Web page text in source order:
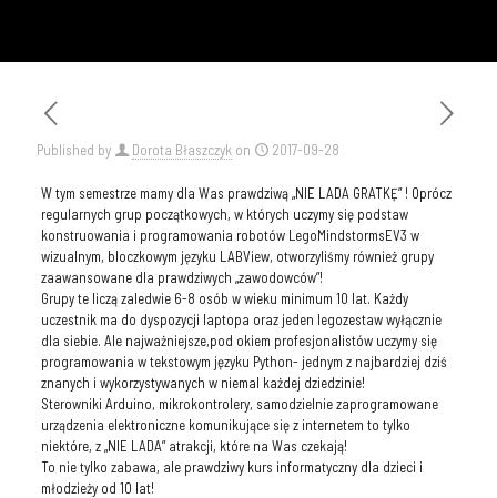
Published by Dorota Błaszczyk on 2017-09-28
W tym semestrze mamy dla Was prawdziwą „NIE LADA GRATKĘ” ! Oprócz
regularnych grup początkowych, w których uczymy się podstaw
konstruowania i programowania robotów LegoMindstormsEV3 w
wizualnym, bloczkowym języku LABView, otworzyliśmy również grupy
zaawansowane dla prawdziwych „zawodowców”!
Grupy te liczą zaledwie 6-8 osób w wieku minimum 10 lat. Każdy
uczestnik ma do dyspozycji laptopa oraz jeden legozestaw wyłącznie
dla siebie. Ale najważniejsze,pod okiem profesjonalistów uczymy się
programowania w tekstowym języku Python- jednym z najbardziej dziś
znanych i wykorzystywanych w niemal każdej dziedzinie!
Sterowniki Arduino, mikrokontrolery, samodzielnie zaprogramowane
urządzenia elektroniczne komunikujące się z internetem to tylko
niektóre, z „NIE LADA” atrakcji, które na Was czekają!
To nie tylko zabawa, ale prawdziwy kurs informatyczny dla dzieci i
młodzieży od 10 lat!